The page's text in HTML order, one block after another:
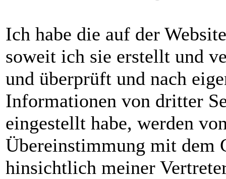
Ich habe die auf der
soweit ich sie erstellt und
und überprüft und nach
Informationen von dritter
eingestellt habe, werden
Übereinstimmung mit dem
hinsichtlich meiner